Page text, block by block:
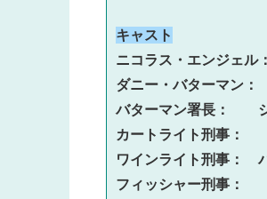
キャスト
ニコラス・エンジェル
ダニー・バターマン
バターマン署長：　　
カートライト刑事：　
ワインライト刑事：　
フィッシャー刑事：　